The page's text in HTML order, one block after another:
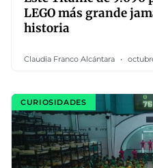
LEGO más grande
historia
Claudia Franco Alcántara
CURIOSIDADES